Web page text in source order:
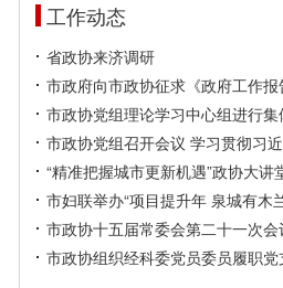
工作动态
省政协来济调研
市政府向市政协征求《政府工作报
市政协党组理论学习中心组进行集
市政协党组召开会议 学习贯彻习
“精准把握城市更新机遇”政协大讲
市妇联举办“项目提升年 泉城有木
市政协十五届常委会第二十一次
市政协组织经科委党员委员履职